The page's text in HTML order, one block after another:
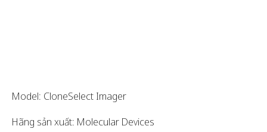
Model: CloneSelect Imager
Hãng sản xuất: Molecular Devices